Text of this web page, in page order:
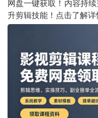
网盘一键获取！内容持
升剪辑技能！点击了解详